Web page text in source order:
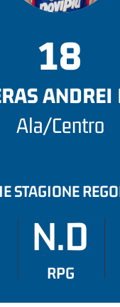
18
ANDREI
Ala/Centro
STAGIONE
N.D
RPG